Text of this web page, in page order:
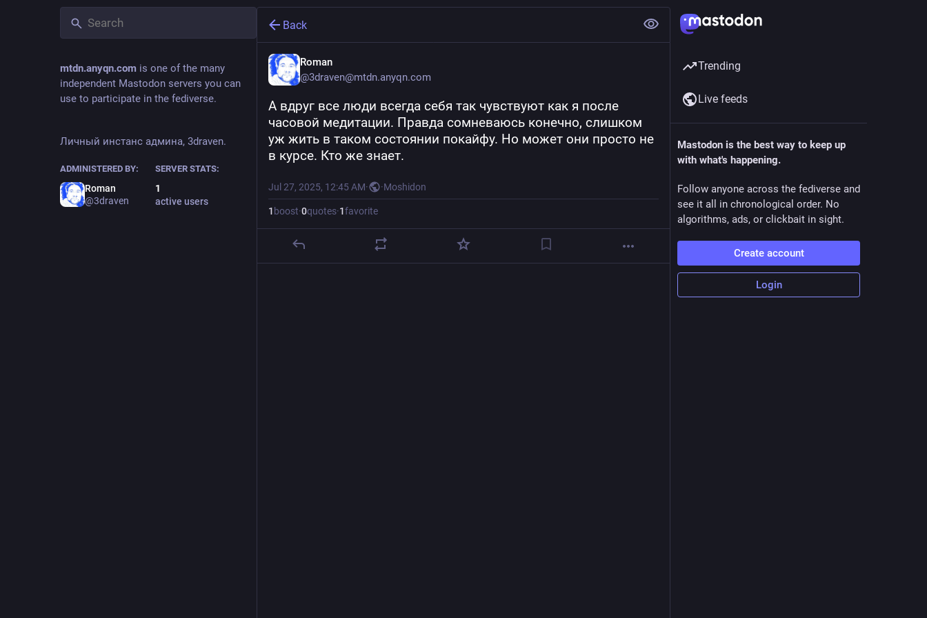
mtdn.anyqn.com is one of the many
independent Mastodon servers you can
use to participate in the fediverse.
Личный инстанс админа, 3draven.
ADMINISTERED BY:
Roman
@3draven
SERVER STATS:
1
active users
Back
Roman
@3draven@mtdn.anyqn.com
А вдруг все люди всегда себя так чувствуют как я после
часовой медитации. Правда сомневаюсь конечно, слишком
уж жить в таком состоянии покайфу. Но может они просто не
в курсе. Кто же знает.
Jul 27, 2025, 12:45 AM· ·Moshidon
1 boost·0quotes·1favorite
Trending
Live feeds
Mastodon is the best way to keep up
with what's happening.
Follow anyone across the fediverse and
see it all in chronological order. No
algorithms, ads, or clickbait in sight.
Create account
Login